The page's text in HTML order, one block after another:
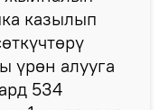
казылып
үрөн алууга
534